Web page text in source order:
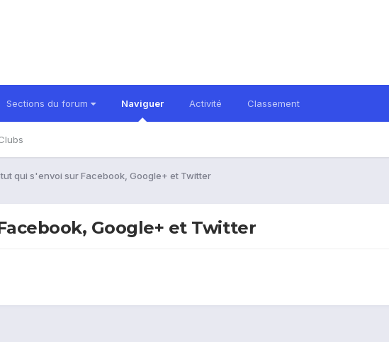
Sections du forum Naviguer Activité Classement
qui s'envoi sur Facebook, Google+ et Twitter
Google+ et Twitter